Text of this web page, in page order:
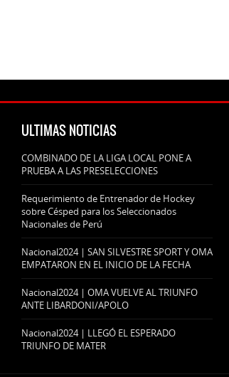
ULTIMAS NOTICIAS
COMBINADO DE LA LIGA LOCAL PONE A
PRUEBA A LAS PRESELECCIONES
Requerimiento de Entrenador de Hockey
sobre Césped para los Seleccionados
Nacionales de Perú
Nacional2024 | SAN SILVESTRE SPORT Y OMA
EMPATARON EN EL INICIO DE LA FECHA
Nacional2024 | OMA VUELVE AL TRIUNFO
ANTE LIBARDONI/APOLO
Nacional2024 | LLEGÓ EL ESPERADO
TRIUNFO DE MATER